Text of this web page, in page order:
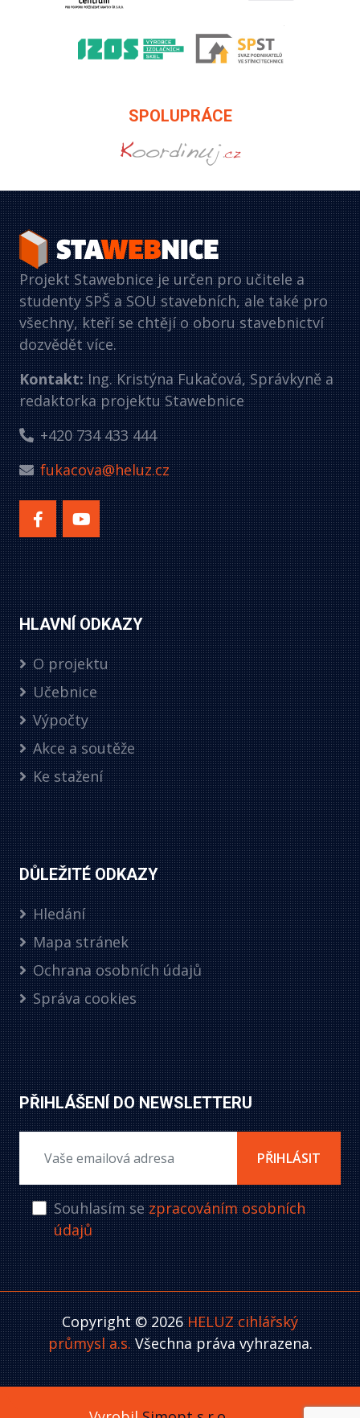
SPOLUPRÁCE
Projekt Stawebnice je určen pro učitele a
studenty SPŠ a SOU stavebních, ale také pro
všechny, kteří se chtějí o oboru stavebnictví
dozvědět více.
Kontakt:Ing. Kristýna Fukačová, Správkyně a
redaktorka projektu Stawebnice
+420 734 433 444
fukacova@heluz.cz
HLAVNÍ ODKAZY
O projektu
Učebnice
Výpočty
Akce a soutěže
Ke stažení
DŮLEŽITÉ ODKAZY
Hledání
Mapa stránek
Ochrana osobních údajů
Správa cookies
PŘIHLÁŠENÍ DO NEWSLETTERU
PŘIHLÁSIT
Souhlasím sezpracováním osobních
údajů
Copyright © 2026HELUZ cihlářský
průmysl a.s. Všechna práva vyhrazena.